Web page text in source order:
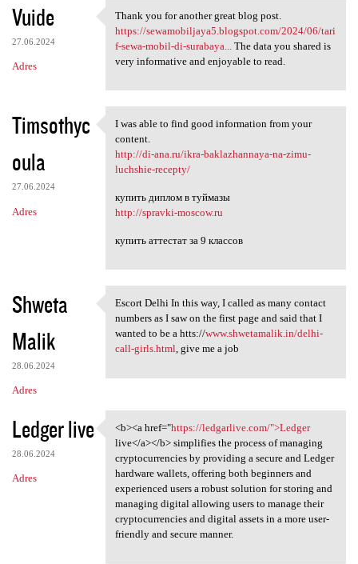
Vuide
27.06.2024
Adres
Thank you for another great
Thank you for another great blog post.
https://sewamobiljaya5.blogspot.com/2024/06/tari
f-sewa-mobil-di-surabaya...
The data you shared is
very informative and enjoyable to read.
Timsothyc
oula
27.06.2024
Adres
I was able to find good
I was able to find good information from your
content.
http://di-ana.ru/ikra-baklazhannaya-na-zimu-
luchshie-recepty/
купить диплом в туймазы
http://spravki-moscow.ru
купить аттестат за 9 классов
Shweta
Malik
28.06.2024
Adres
Escort Delhi In this way, I
Escort Delhi In this way, I called as many contact
numbers as I saw on the first page and said that I
wanted to be a htts://www.shwetamalik.in/delhi-
call-girls.html, give me a job
Ledger live
28.06.2024
Adres
<b><a href="https:/
<b><a href="https://ledgarlive.com/">Ledger
live</a></b> simplifies the process of managing
cryptocurrencies by providing a secure and Ledger
hardware wallets, offering both beginners and
experienced users a robust solution for storing and
managing digital allowing users to manage their
cryptocurrencies and digital assets in a more user-
friendly and secure manner.